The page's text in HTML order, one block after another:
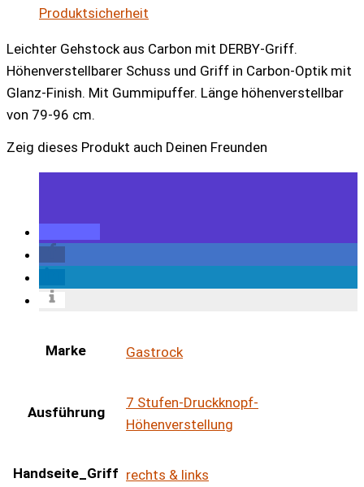
Produktsicherheit
Leichter Gehstock aus Carbon mit DERBY-Griff.
Höhenverstellbarer Schuss und Griff in Carbon-Optik mit
Glanz-Finish. Mit Gummipuffer. Länge höhenverstellbar
von 79-96 cm.
Zeig dieses Produkt auch Deinen Freunden
Marke Gastrock
Ausführung
7 Stufen-Druckknopf-
Höhenverstellung
Handseite_Griff rechts & links